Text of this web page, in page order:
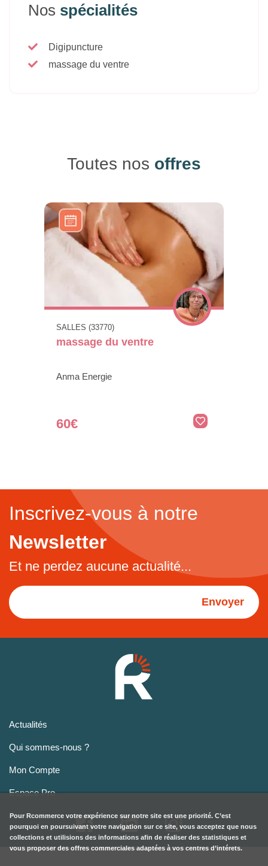
Nos spécialités
Digipuncture
massage du ventre
Toutes nos offres
SALLES (33770)
massage du ventre
Anma Energie
60€
Inscrivez-vous à notre
Newsletter
Et ne perdez aucune actualité...
Envoyer
Actualités
Qui sommes-nous ?
Mon Compte
Espace Pro
Pour Rcommerce votre expérience sur notre site est une priorité. C’est
pourquoi en poursuivant votre navigation sur ce site, vous acceptez que nous
collections et utilisions des informations afin de réaliser des statistiques et
vous proposer des offres commerciales adaptées à vos centres d’intérets.